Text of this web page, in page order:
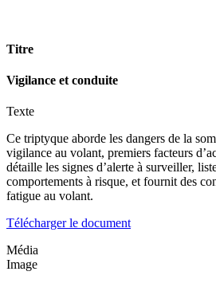
Titre
Vigilance et conduite
Texte
Ce triptyque aborde les dangers de la
vigilance au volant, premiers facteurs
détaille les signes d’alerte à surveiller,
comportements à risque, et fournit des
fatigue au volant.
Télécharger le document
Média
Image